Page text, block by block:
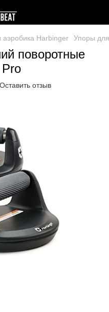
аэробика Harbinger Упоры
поворотные
Оставить отзыв